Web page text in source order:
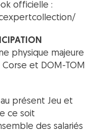
officielle :
physique majeure
et DOM-TOM
présent Jeu et
ce soit
des salariés